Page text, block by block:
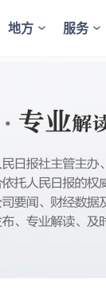
地方 服务